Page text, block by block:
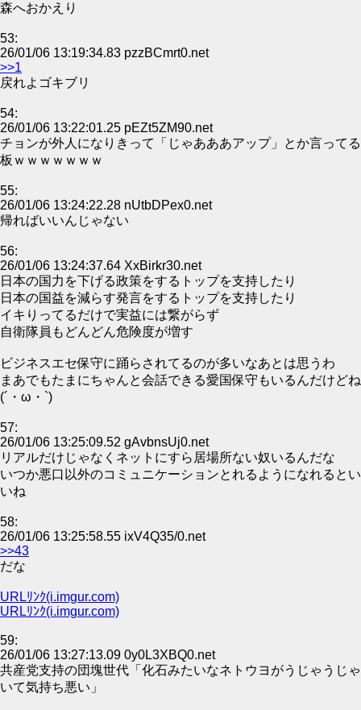
森へおかえり
53:
26/01/06 13:19:34.83 pzzBCmrt0.net
>>1
戻れよゴキブリ
54:
26/01/06 13:22:01.25 pEZt5ZM90.net
チョンが外人になりきって「じゃあああアップ」とか言ってる
板ｗｗｗｗｗｗｗ
55:
26/01/06 13:24:22.28 nUtbDPex0.net
帰ればいいんじゃない
56:
26/01/06 13:24:37.64 XxBirkr30.net
日本の国力を下げる政策をするトップを支持したり
日本の国益を減らす発言をするトップを支持したり
イキりってるだけで実益には繋がらず
自衛隊員もどんどん危険度が増す
ビジネスエセ保守に踊らされてるのが多いなあとは思うわ
まあでもたまにちゃんと会話できる愛国保守もいるんだけどね
(´・ω・`)
57:
26/01/06 13:25:09.52 gAvbnsUj0.net
リアルだけじゃなくネットにすら居場所ない奴いるんだな
いつか悪口以外のコミュニケーションとれるようになれるとい
いね
58:
26/01/06 13:25:58.55 ixV4Q35/0.net
>>43
だな
URLﾘﾝｸ(i.imgur.com)
URLﾘﾝｸ(i.imgur.com)
59:
26/01/06 13:27:13.09 0y0L3XBQ0.net
共産党支持の団塊世代「化石みたいなネトウヨがうじゃうじゃ
いて気持ち悪い」